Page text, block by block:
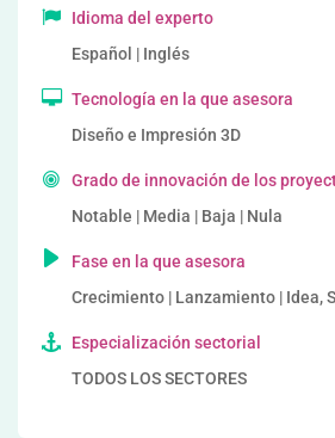
Idioma del experto
Español | Inglés
Tecnología en la que asesora
Diseño e Impresión 3D
Grado de innovación de los
Notable | Media | Baja | Nula
Fase en la que asesora
Crecimiento | Lanzamiento | Idea,
Especialización sectorial
TODOS LOS SECTORES